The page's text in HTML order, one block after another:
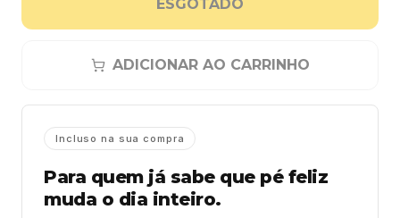
ESGOTADO
ADICIONAR AO CARRINHO
Incluso na sua compra
Para quem já sabe que pé feliz
muda o dia inteiro.